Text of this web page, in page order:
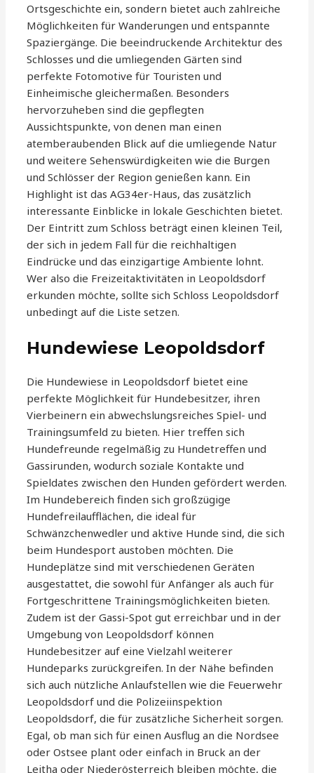
Ortsgeschichte ein, sondern bietet auch zahlreiche
Möglichkeiten für Wanderungen und entspannte
Spaziergänge. Die beeindruckende Architektur des
Schlosses und die umliegenden Gärten sind
perfekte Fotomotive für Touristen und
Einheimische gleichermaßen. Besonders
hervorzuheben sind die gepflegten
Aussichtspunkte, von denen man einen
atemberaubenden Blick auf die umliegende Natur
und weitere Sehenswürdigkeiten wie die Burgen
und Schlösser der Region genießen kann. Ein
Highlight ist das AG34er-Haus, das zusätzlich
interessante Einblicke in lokale Geschichten bietet.
Der Eintritt zum Schloss beträgt einen kleinen Teil,
der sich in jedem Fall für die reichhaltigen
Eindrücke und das einzigartige Ambiente lohnt.
Wer also die Freizeitaktivitäten in Leopoldsdorf
erkunden möchte, sollte sich Schloss Leopoldsdorf
unbedingt auf die Liste setzen.
Hundewiese Leopoldsdorf
Die Hundewiese in Leopoldsdorf bietet eine
perfekte Möglichkeit für Hundebesitzer, ihren
Vierbeinern ein abwechslungsreiches Spiel- und
Trainingsumfeld zu bieten. Hier treffen sich
Hundefreunde regelmäßig zu Hundetreffen und
Gassirunden, wodurch soziale Kontakte und
Spieldates zwischen den Hunden gefördert werden.
Im Hundebereich finden sich großzügige
Hundefreilaufflächen, die ideal für
Schwänzchenwedler und aktive Hunde sind, die sich
beim Hundesport austoben möchten. Die
Hundeplätze sind mit verschiedenen Geräten
ausgestattet, die sowohl für Anfänger als auch für
Fortgeschrittene Trainingsmöglichkeiten bieten.
Zudem ist der Gassi-Spot gut erreichbar und in der
Umgebung von Leopoldsdorf können
Hundebesitzer auf eine Vielzahl weiterer
Hundeparks zurückgreifen. In der Nähe befinden
sich auch nützliche Anlaufstellen wie die Feuerwehr
Leopoldsdorf und die Polizeiinspektion
Leopoldsdorf, die für zusätzliche Sicherheit sorgen.
Egal, ob man sich für einen Ausflug an die Nordsee
oder Ostsee plant oder einfach in Bruck an der
Leitha oder Niederösterreich bleiben möchte, die